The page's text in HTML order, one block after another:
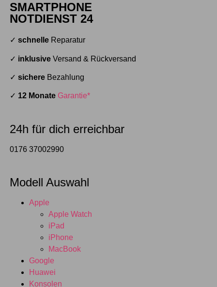
SMARTPHONE
NOTDIENST 24
✓ schnelle Reparatur
✓ inklusive Versand & Rückversand
✓ sichere Bezahlung
✓ 12 Monate Garantie*
24h für dich erreichbar
0176 37002990
Modell Auswahl
Apple
Apple Watch
iPad
iPhone
MacBook
Google
Huawei
Konsolen